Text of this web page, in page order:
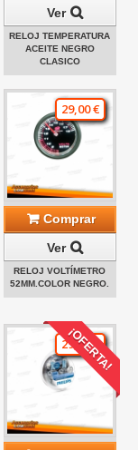
Ver
RELOJ TEMPERATURA
ACEITE NEGRO
CLASICO
29,00 €
Comprar
Ver
RELOJ VOLTÍMETRO
52MM.COLOR NEGRO.
¡OFERTA!
29,00 €